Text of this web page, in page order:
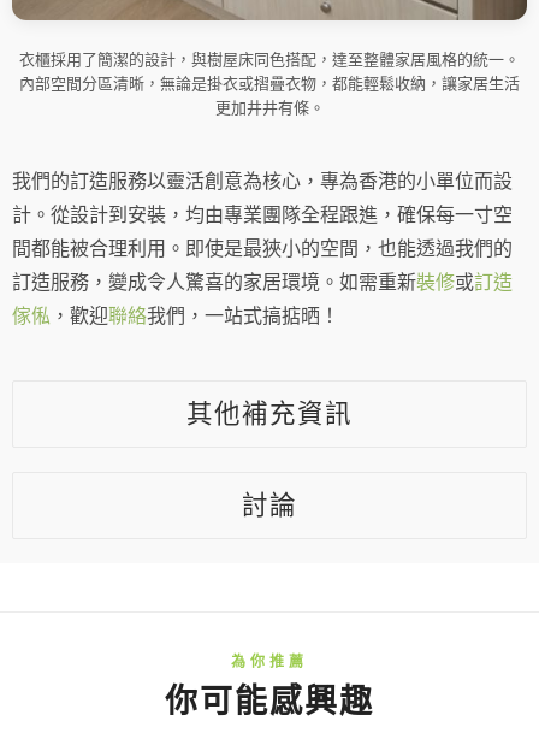
衣櫃採用了簡潔的設計，與樹屋床同色搭配，達至整體家居風格的統一。
內部空間分區清晰，無論是掛衣或摺疊衣物，都能輕鬆收納，讓家居生活
更加井井有條。
我們的訂造服務以靈活創意為核心，專為香港的小單位而設
計。從設計到安裝，均由專業團隊全程跟進，確保每一寸空
間都能被合理利用。即使是最狹小的空間，也能透過我們的
訂造服務，變成令人驚喜的家居環境。如需重新裝修或訂造
傢俬 ，歡迎聯絡我們，一站式搞掂晒！
其他補充資訊
討論
你可能感興趣